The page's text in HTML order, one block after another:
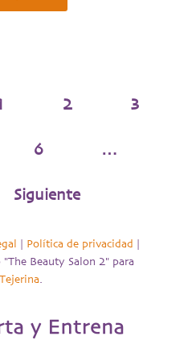
2 3
6 …
Siguiente
Política de privacidad
"The Beauty Salon 2" para
.